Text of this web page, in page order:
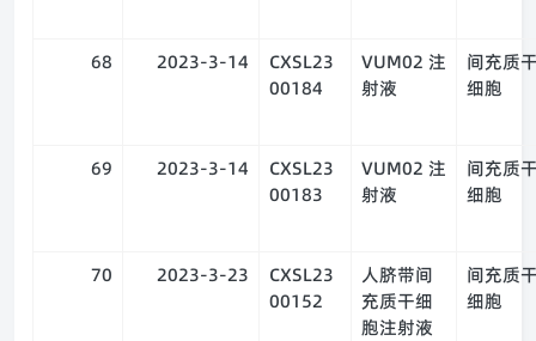
68 2023-3-14
CXSL23
00184
VUM02 注
射液
间充质
细胞
69 2023-3-14
CXSL23
00183
VUM02 注
射液
间充质
细胞
70 2023-3-23
CXSL23
00152
人脐带间
充质干细
胞注射液
间充质
细胞